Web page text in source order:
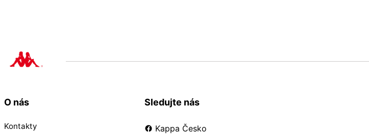
O nás
Kontakty
Sledujte nás
Kappa Česko